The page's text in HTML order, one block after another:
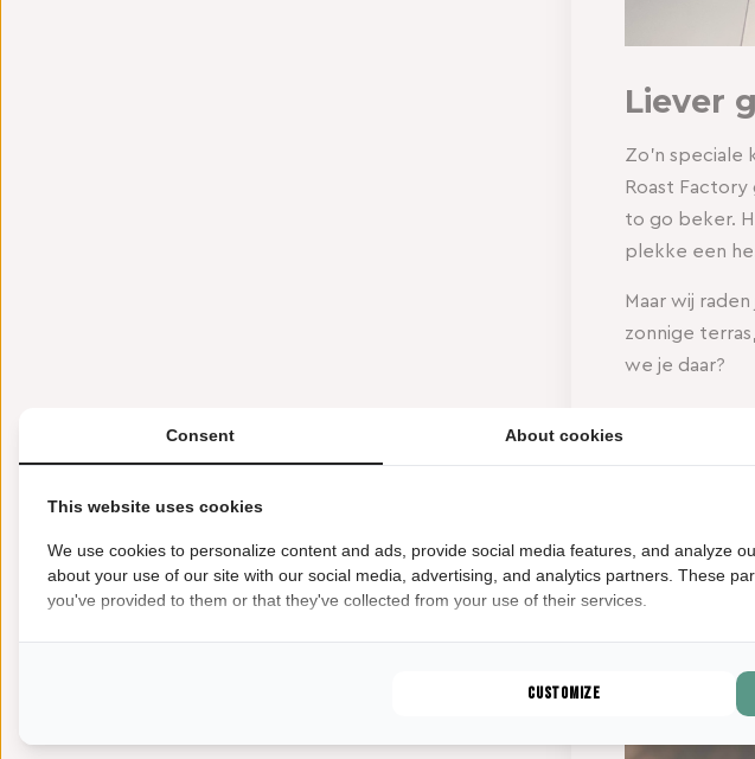
Liever
Zo’n speciale
Roast
to go beker.
plekke een
Maar wij
zonnige
we je daar?
Consent About cookies
This website uses cookies
We use cookies to personalize content and ads, provide social media features, and analyze
about your use of our site with our social media, advertising, and analytics partners. These
you've provided to them or that they've collected from your use of their services.
Customize